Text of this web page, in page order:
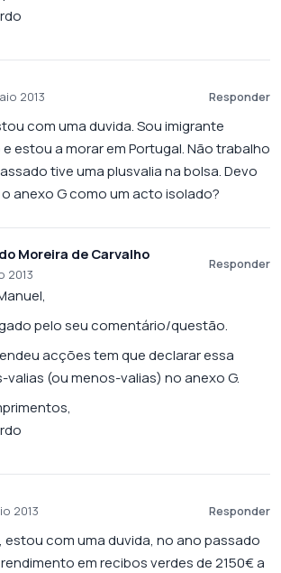
2013 Responder
com uma duvida. Sou imigrante
estou a morar em Portugal. Não trabalho
tive uma plusvalia na bolsa. Devo
anexo G como um acto isolado?
Moreira de Carvalho
2013
Responder
pelo seu comentário/questão.
acções tem que declarar essa
valias (ou menos-valias) no anexo G.
2013 Responder
estou com uma duvida, no ano passado
em recibos verdes de 2150€ a